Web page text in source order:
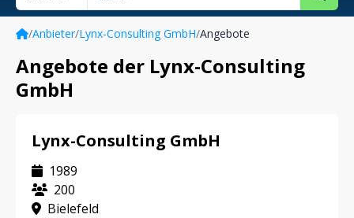
/Anbieter/Lynx-Consulting GmbH/Angebote
Angebote der Lynx-Consulting
GmbH
Lynx-Consulting GmbH
1989
200
Bielefeld